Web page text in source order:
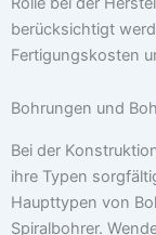
berücksichtigt
Fertigungskosten
Bohrungen und
Bei der
ihre Typen
Haupttypen von
Spiralbohrer.